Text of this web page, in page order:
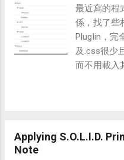
最近寫的程
係，找了些
PlugIin，完
及.css很少
而不用載入
單，只需
HTML上，
Applying S.O.L.I.D.
Note